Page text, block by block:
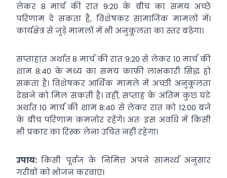
लेकर 8 मार्च की रात 9:20 के बीच का समय अच्छे
परिणाम दे सकता है, विशेषकर सामाजिक मामलों में।
कार्यक्षेत्र से जुड़े मामलों में भी अनुकूलता का स्तर बढ़ेगा।
सप्ताहांत अर्थात 8 मार्च की रात 9:20 से लेकर 10 मार्च की
शाम 8:40 के मध्य का समय काफ़ी लाभकारी सिद्ध हो
सकता है। विशेषकर आर्थिक मामले में अच्छी अनुकूलता
देखने को मिल सकती है। वहीं, सप्ताह के अंतिम कुछ घंटे
अर्थात 10 मार्च की शाम 8:40 से लेकर रात को 12:00 बजे
के बीच परिणाम कमज़ोर रहेंगे। अतः इस अवधि में किसी
भी प्रकार का रिस्क लेना उचित नहीं रहेगा।
उपाय:किसी पूर्वज के निमित्त अपने सामर्थ्य अनुसार
गरीबों को भोजन करवाएं।